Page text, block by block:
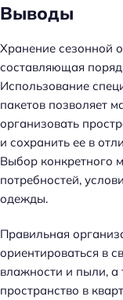
Выводы
Хранение сезонной
составляющая
Использование
пакетов позволяет
организовать
и сохранить ее в
Выбор конкретного
потребностей,
одежды.
Правильная
ориентироваться в
влажности и пыли, а
пространство в